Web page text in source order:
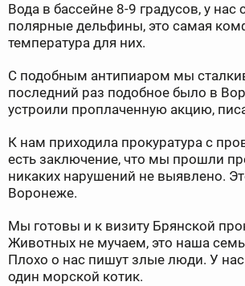
Вода в бассейне 8-9 градусов, у нас
полярные дельфины, это самая
температура для них.
С подобным антипиаром мы
последний раз подобное было в
устроили проплаченную акцию,
К нам приходила прокуратура с
есть заключение, что мы прошли
никаких нарушений не выявлено.
Воронеже.
Мы готовы и к визиту Брянской
Животных не мучаем, это наша
Плохо о нас пишут злые люди. У
один морской котик.